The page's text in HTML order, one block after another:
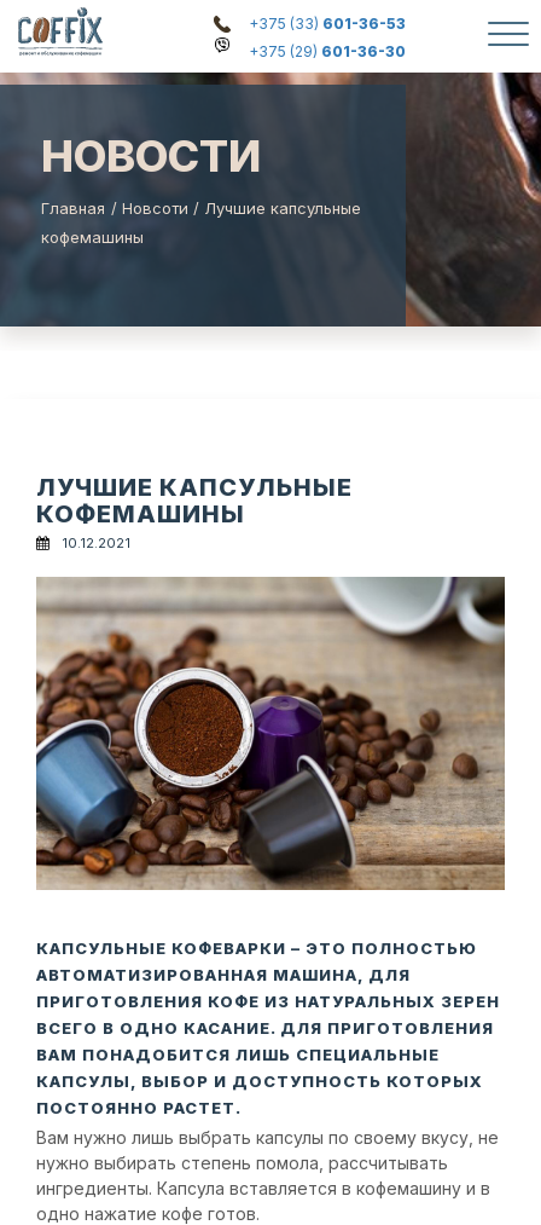
+375 (33) 601-36-53
+375 (29) 601-36-30
НОВОСТИ
Главная /Новсоти / Лучшие капсульные
кофемашины
ЛУЧШИЕ КАПСУЛЬНЫЕ
КОФЕМАШИНЫ
10.12.2021
КАПСУЛЬНЫЕ КОФЕВАРКИ – ЭТО ПОЛНОСТЬЮ
АВТОМАТИЗИРОВАННАЯ МАШИНА, ДЛЯ
ПРИГОТОВЛЕНИЯ КОФЕ ИЗ НАТУРАЛЬНЫХ ЗЕРЕН
ВСЕГО В ОДНО КАСАНИЕ. ДЛЯ ПРИГОТОВЛЕНИЯ
ВАМ ПОНАДОБИТСЯ ЛИШЬ СПЕЦИАЛЬНЫЕ
КАПСУЛЫ, ВЫБОР И ДОСТУПНОСТЬ КОТОРЫХ
ПОСТОЯННО РАСТЕТ.
Вам нужно лишь выбрать капсулы по своему вкусу, не
нужно выбирать степень помола, рассчитывать
ингредиенты. Капсула вставляется в кофемашину и в
одно нажатие кофе готов.